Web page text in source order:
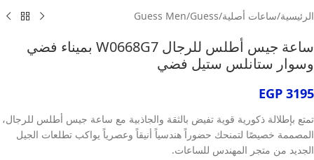
الرئيسية/ساعات أصلية/
Guess
/
Guess Men
ساعة جيس أطلس للرجال W0668G7 بميناء فضي
وسوار ستانلس ستيل فضي
EGP 3195
تمتع بإطلالة ذكورية قوية تفيض بالثقة والجاذبية مع ساعة جيس أطلس للرجال،
المصممة خصيصًا لتمنحك حضوراً هندسياً أنيقاً وعصرياً يواكب تطلعات الجيل
الجديد من متجر المهندس للساعات.